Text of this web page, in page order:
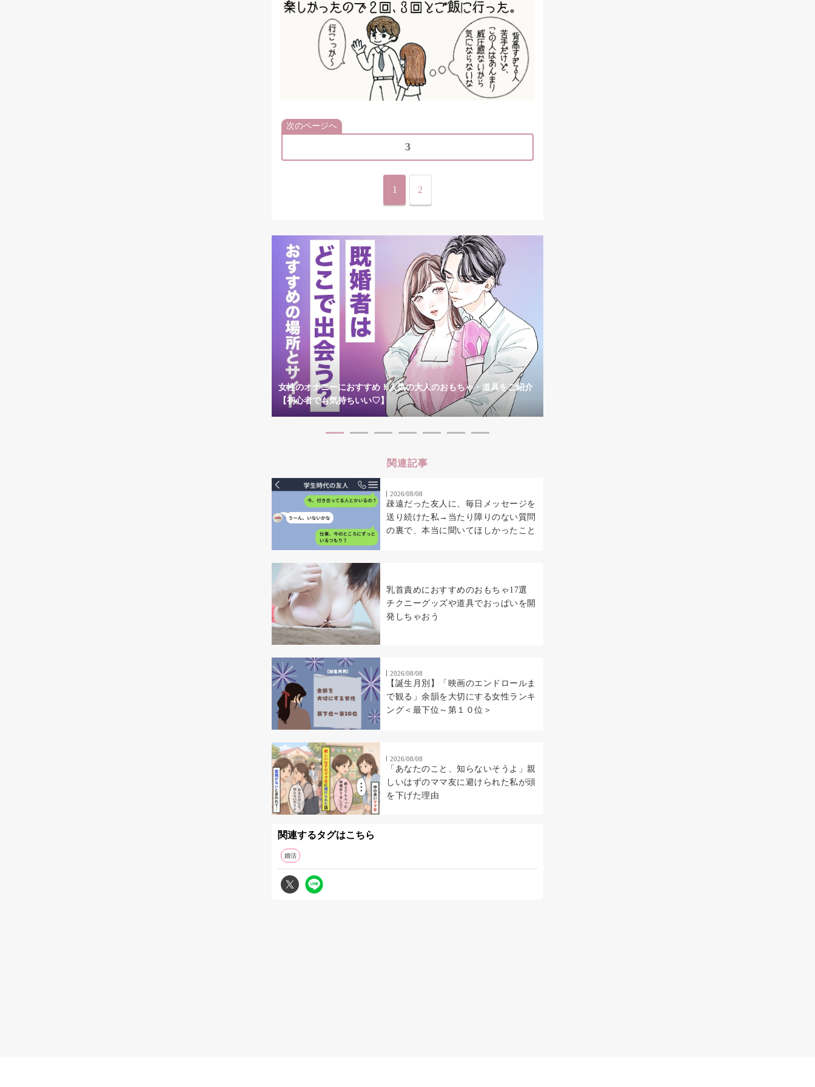
次のページへ
3
1 2
女性のオナニーにおすすめ！人気の大人のおもちゃ・道具をご紹介
【初心者でも気持ちいい♡】
関連記事
2026/08/08
疎遠だった友人に、毎日メッセージを
送り続けた私→当たり障りのない質問
の裏で、本当に聞いてほしかったこと
乳首責めにおすすめのおもちゃ17選
チクニーグッズや道具でおっぱいを開
発しちゃおう
2026/08/08
【誕生月別】「映画のエンドロールま
で観る」余韻を大切にする女性ランキ
ング＜最下位～第１０位＞
2026/08/08
「あなたのこと、知らないそうよ」親
しいはずのママ友に避けられた私が頭
を下げた理由
関連するタグはこちら
婚活